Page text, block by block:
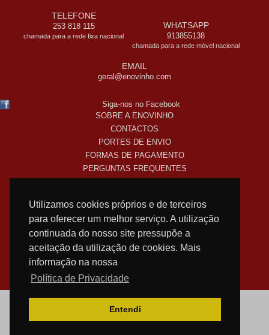
Utilizamos cookies próprios e de terceiros
para oferecer um melhor serviço. A utilização
continuada do nosso site pressupõe a
aceitação da utilização de cookies. Mais
informação na nossa
Política de Privacidade
Entendi
TELEFONE
253 818 115
chamada para a rede fixa nacional
WHATSAPP
913855138
chamada para a rede móvel nacional
EMAIL
geral@enovinho.com
Siga-nos no Facebook
SOBRE A ENOVINHO
CONTACTOS
PORTES DE ENVIO
FORMAS DE PAGAMENTO
PERGUNTAS FREQUENTES
POLITICA DE PRIVACIDADE
SUBSCREVA A NOSSA NEWSLETTER!
WEB DESIGN